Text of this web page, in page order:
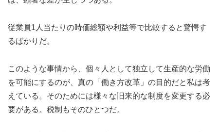
従業員1人当たりの時価総額や利益等で比較すると驚愕す
るばかりだ。
このような事情から、個々人として独立して生産的な労働
を可能にするのが、真の「働き方改革」の目的だと私は考
えている。そのためには様々な旧来的な制度を変更する必
要がある。税制もそのひとつだ。